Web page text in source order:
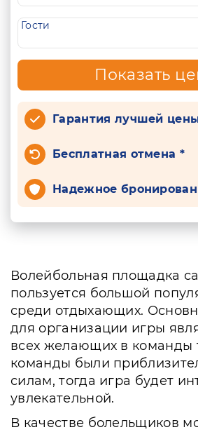
Гости
Показать
Гарантия лучшей
Бесплатная отмена *
Надежное
Волейбольная площадка
пользуется большой
среди отдыхающих.
для организации игры
всех желающих в команды
команды были
силам, тогда игра будет
увлекательной.
В качестве болельщиков